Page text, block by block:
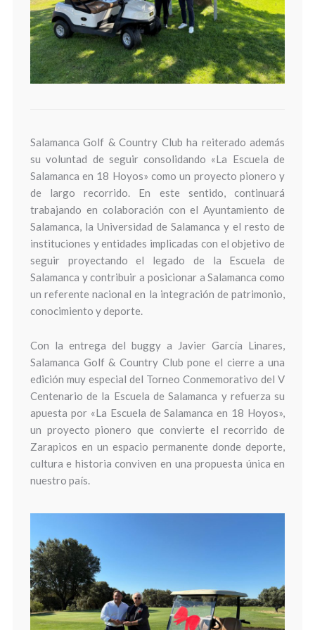
Salamanca Golf & Country Club ha reiterado además
su voluntad de seguir consolidando «La Escuela de
Salamanca en 18 Hoyos» como un proyecto pionero y
de largo recorrido. En este sentido, continuará
trabajando en colaboración con el Ayuntamiento de
Salamanca, la Universidad de Salamanca y el resto de
instituciones y entidades implicadas con el objetivo de
seguir proyectando el legado de la Escuela de
Salamanca y contribuir a posicionar a Salamanca como
un referente nacional en la integración de patrimonio,
conocimiento y deporte.
Con la entrega del buggy a Javier García Linares,
Salamanca Golf & Country Club pone el cierre a una
edición muy especial del Torneo Conmemorativo del V
Centenario de la Escuela de Salamanca y refuerza su
apuesta por «La Escuela de Salamanca en 18 Hoyos»,
un proyecto pionero que convierte el recorrido de
Zarapicos en un espacio permanente donde deporte,
cultura e historia conviven en una propuesta única en
nuestro país.